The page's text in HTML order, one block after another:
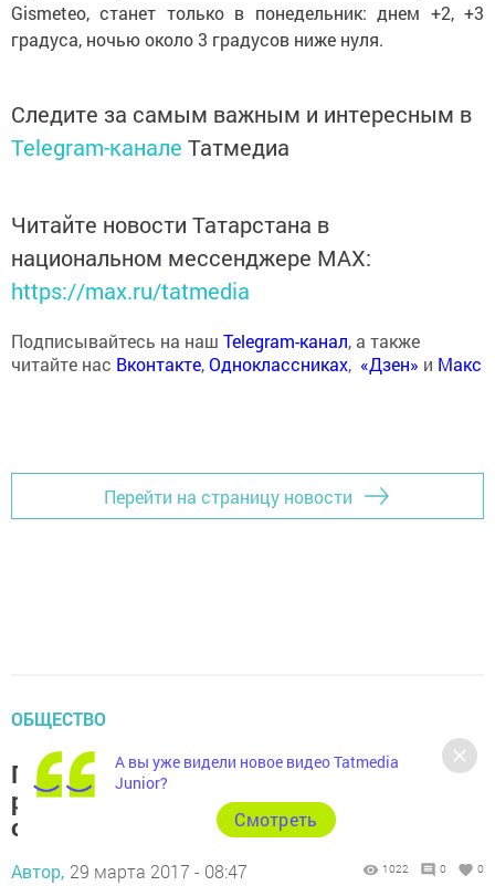
Gismeteo, станет только в понедельник: днем +2, +3
градуса, ночью около 3 градусов ниже нуля.
Следите за самым важным и интересным в
Telegram-канале Татмедиа
Читайте новости Татарстана в
национальном мессенджере MАХ:
https://max.ru/tatmedia
Подписывайтесь на наш Telegram-канал, а также
читайте нас Вконтакте,Одноклассниках, «Дзен» и Макс
Перейти на страницу новости
ОБЩЕСТВО
Генсек ФИФА о Казани: Видеть стоящие
рядом мечети и христианские храмы
очень отрадно
Автор, 29 марта 2017 - 08:47 1022 0 0
А вы уже видели новое видео Tatmedia
Junior?
Cмотреть